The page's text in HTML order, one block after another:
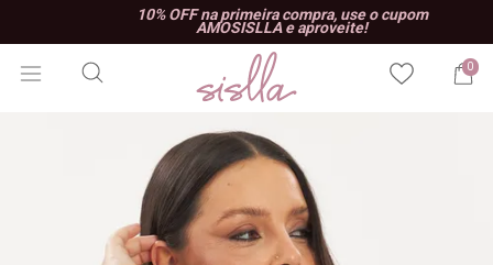
10% OFF na primeira compra, use o cupom
AMOSISLLA e aproveite!
0